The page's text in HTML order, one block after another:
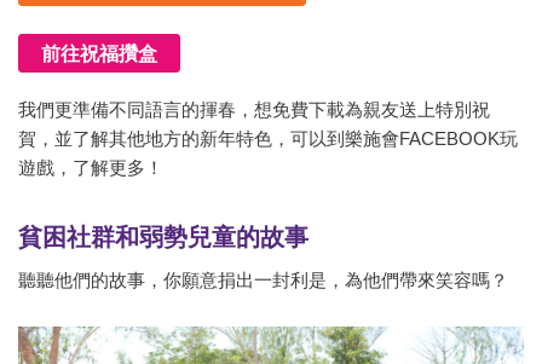
前往祝福攢盒
我們更準備不同語言的揮春，想免費下載為親友送上特別祝
賀，並了解其他地方的新年特色，可以到樂施會FACEBOOK玩
遊戲，了解更多！
貧困社群和弱勢兒童的故事
聽聽他們的故事，你願意捐出一封利是，為他們帶來笑容嗎？